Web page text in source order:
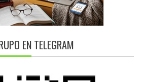
EN TELEGRAM